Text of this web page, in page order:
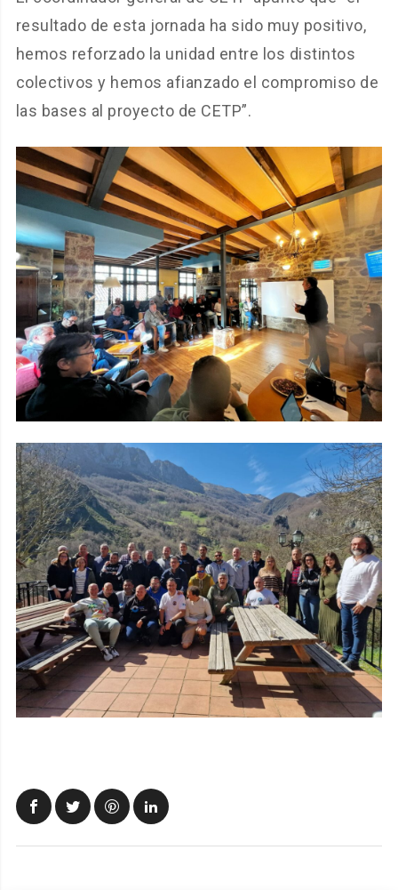
resultado de esta jornada ha sido muy positivo,
hemos reforzado la unidad entre los distintos
colectivos y hemos afianzado el compromiso de
las bases al proyecto de CETP”.